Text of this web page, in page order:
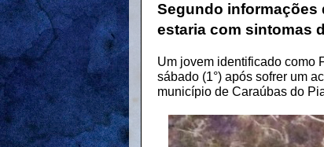
Segundo informações
estaria com sintomas
Um jovem identificado como
sábado (1°) após sofrer um
município de Caraúbas do